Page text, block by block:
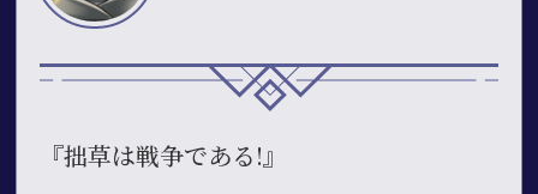
『拙草は戦争である!』